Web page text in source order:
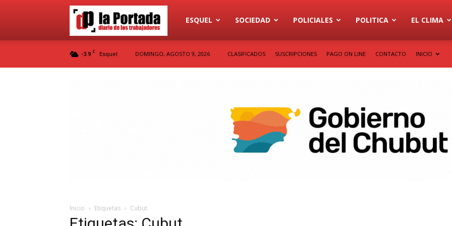
Diario
ESQUEL SOCIEDAD POLICIALES POLITICA EL CLIMA
-3.9 C Esquel DOMINGO, AGOSTO 9, 2026 CLASIFICADOS SUSCRIPCIONES PAGO ON LINE CONTACTO INICIO
Inicio Etiquetas Cubut